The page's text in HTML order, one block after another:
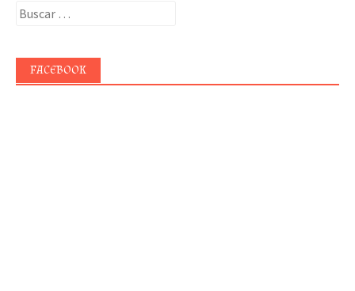
Buscar:
FACEBOOK